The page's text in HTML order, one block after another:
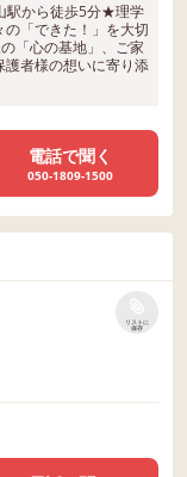
駅から徒歩5分★理学
「できた！」を大切
「心の基地」、ご家
者様の想いに寄り添
電話で聞く
050-1809-1500
リストに
保存